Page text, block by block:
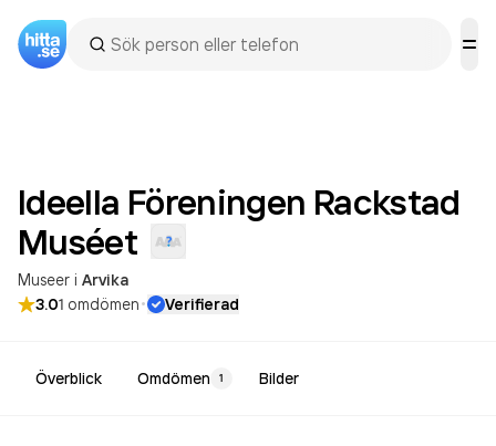
Ideella Föreningen Rackstad
Muséet
Museer i Arvika
3.01 omdömen· Verifierad
Överblick Omdömen 1 Bilder